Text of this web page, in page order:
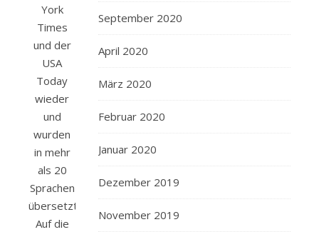
York
Times
und der
USA
Today
wieder
und
wurden
in mehr
als 20
Sprachen
übersetzt.
Auf die
September 2020
April 2020
März 2020
Februar 2020
Januar 2020
Dezember 2019
November 2019